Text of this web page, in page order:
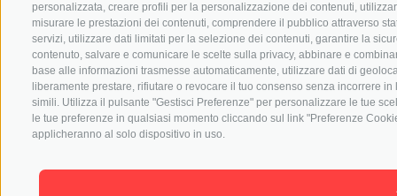
personalizzata, creare profili per la personalizzazione dei contenuti,
misurare le prestazioni dei contenuti, comprendere il pubblico attraverso
servizi, utilizzare dati limitati per la selezione dei contenuti, garantire la
contenuto, salvare e comunicare le scelte sulla privacy, abbinare e
base alle informazioni trasmesse automaticamente, utilizzare dati di
liberamente prestare, rifiutare o revocare il tuo consenso senza incorrere
simili. Utilizza il pulsante "Gestisci Preferenze" per personalizzare le tue
le tue preferenze in qualsiasi momento cliccando sul link "Preferenze
applicheranno al solo dispositivo in uso.